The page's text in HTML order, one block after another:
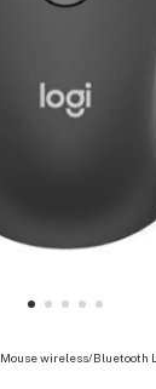
Mouse wireless/Bluetooth